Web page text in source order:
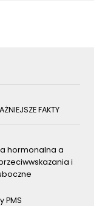
FAKTY
hormonalna a
i
PMS